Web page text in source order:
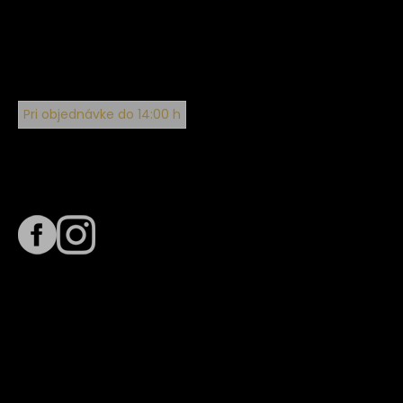
Pri objednávke do 14:00 h